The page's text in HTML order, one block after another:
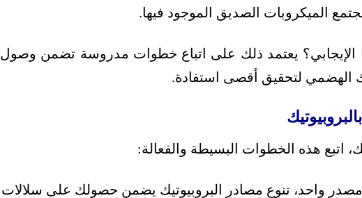
الميكروبات الصديق الموجود فيها.
الإيجابي؟ يعتمد ذلك على اتباع خطوات مدروسة تضمن وصول
الهضمي لتحقيق أقصى استفادة.
اتبع هذه الخطوات البسيطة والفعالة:
مصدر واحد، تنوع مصادر البروبيوتيك يضمن حصولك على سلالات